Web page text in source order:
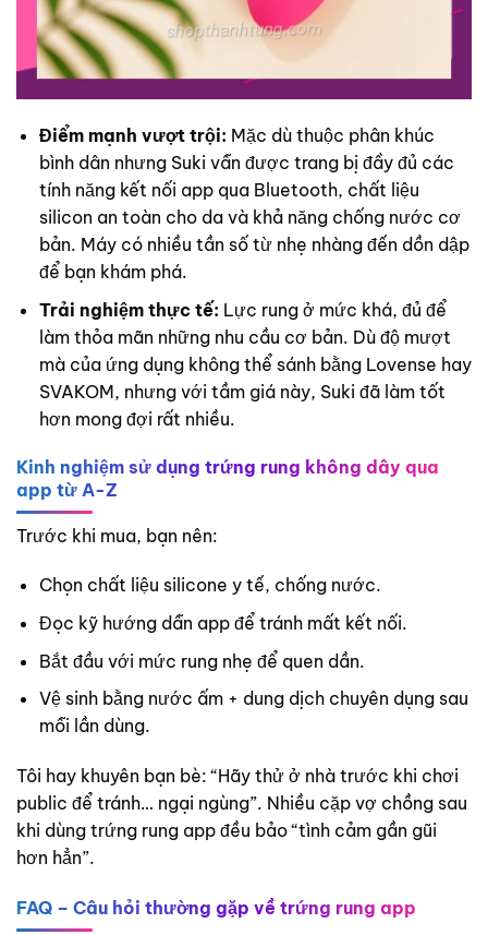
Điểm mạnh vượt trội: Mặc dù thuộc phân khúc
bình dân nhưng Suki vẫn được trang bị đầy đủ các
tính năng kết nối app qua Bluetooth, chất liệu
silicon an toàn cho da và khả năng chống nước cơ
bản. Máy có nhiều tần số từ nhẹ nhàng đến dồn dập
để bạn khám phá.
Trải nghiệm thực tế: Lực rung ở mức khá, đủ để
làm thỏa mãn những nhu cầu cơ bản. Dù độ mượt
mà của ứng dụng không thể sánh bằng Lovense hay
SVAKOM, nhưng với tầm giá này, Suki đã làm tốt
hơn mong đợi rất nhiều.
Kinh nghiệm sử dụng trứng rung không dây qua
app từ A-Z
Trước khi mua, bạn nên:
Chọn chất liệu silicone y tế, chống nước.
Đọc kỹ hướng dẫn app để tránh mất kết nối.
Bắt đầu với mức rung nhẹ để quen dần.
Vệ sinh bằng nước ấm + dung dịch chuyên dụng sau
mỗi lần dùng.
Tôi hay khuyên bạn bè: “Hãy thử ở nhà trước khi chơi
public để tránh… ngại ngùng”. Nhiều cặp vợ chồng sau
khi dùng trứng rung app đều bảo “tình cảm gần gũi
hơn hẳn”.
FAQ – Câu hỏi thường gặp về trứng rung app